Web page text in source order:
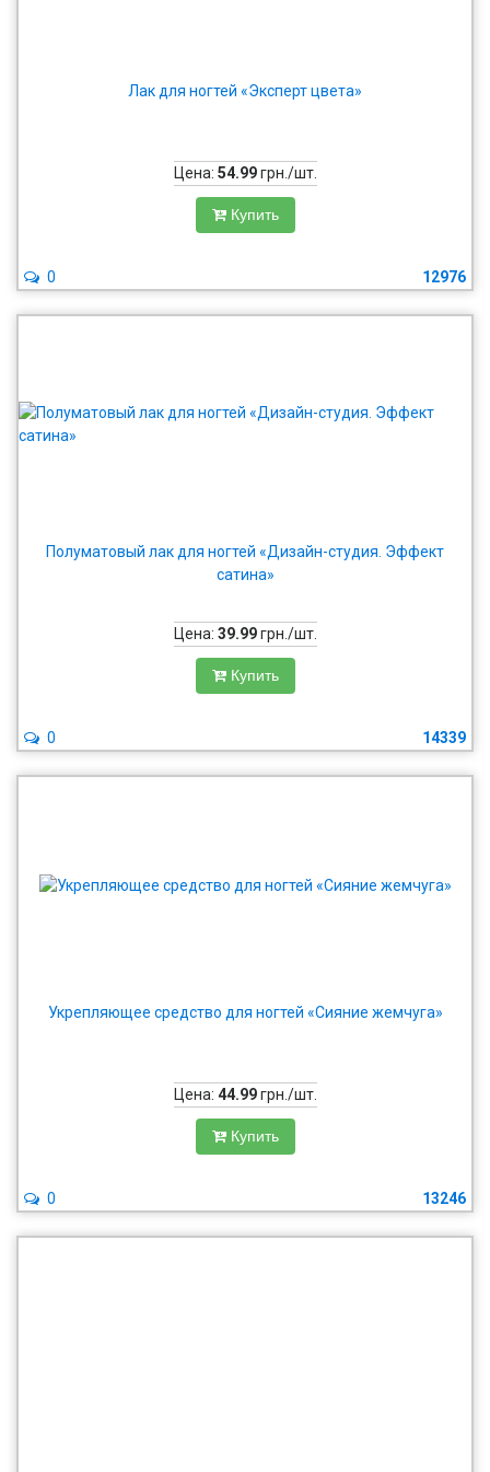
Лак для ногтей «Эксперт цвета»
Цена: 54.99грн./шт.
Купить
12976
0
Полуматовый лак для ногтей «Дизайн-студия. Эффект
сатина»
Цена: 39.99грн./шт.
Купить
14339
0
Укрепляющее средство для ногтей «Сияние жемчуга»
Цена: 44.99грн./шт.
Купить
13246
0